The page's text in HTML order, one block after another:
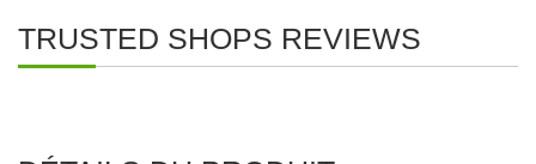
TRUSTED SHOPS REVIEWS